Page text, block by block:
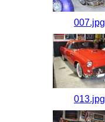
007.jpg
013.jpg